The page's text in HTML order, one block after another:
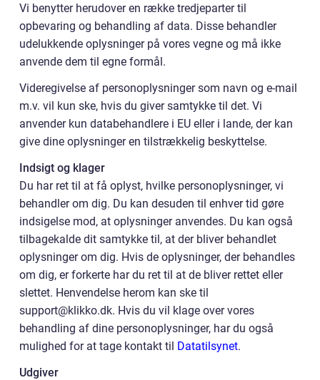
Vi benytter herudover en række tredjeparter til
opbevaring og behandling af data. Disse behandler
udelukkende oplysninger på vores vegne og må ikke
anvende dem til egne formål.
Videregivelse af personoplysninger som navn og e-mail
m.v. vil kun ske, hvis du giver samtykke til det. Vi
anvender kun databehandlere i EU eller i lande, der kan
give dine oplysninger en tilstrækkelig beskyttelse.
Indsigt og klager
Du har ret til at få oplyst, hvilke personoplysninger, vi
behandler om dig. Du kan desuden til enhver tid gøre
indsigelse mod, at oplysninger anvendes. Du kan også
tilbagekalde dit samtykke til, at der bliver behandlet
oplysninger om dig. Hvis de oplysninger, der behandles
om dig, er forkerte har du ret til at de bliver rettet eller
slettet. Henvendelse herom kan ske til
support@klikko.dk. Hvis du vil klage over vores
behandling af dine personoplysninger, har du også
mulighed for at tage kontakt til Datatilsynet.
Udgiver